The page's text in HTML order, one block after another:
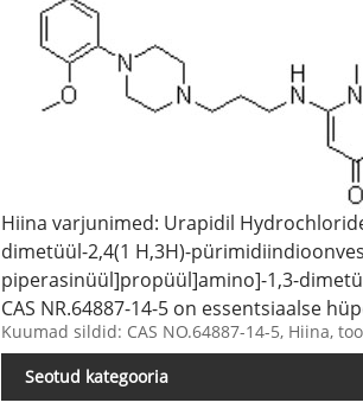
Hiina varjunimed: Urapidil
dimetüül-2,4(1 H,3H)-
piperasinüül]propüül]amino]-1,3-
CAS NR.64887-14-5 on essentsiaalse
Kuumad sildid: CAS NO.64887-14-5, Hiina,
Seotud kategooria